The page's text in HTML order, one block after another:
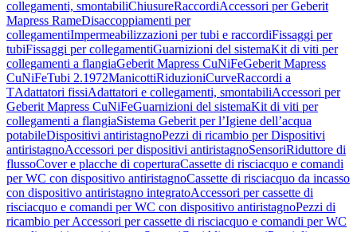
collegamenti, smontabiliChiusureRaccordiAccessori per Geberit
Mapress RameDisaccoppiamenti per
collegamentiImpermeabilizzazioni per tubi e raccordiFissaggi per
tubiFissaggi per collegamentiGuarnizioni del sistemaKit di viti per
collegamenti a flangiaGeberit Mapress CuNiFeGeberit Mapress
CuNiFeTubi 2.1972ManicottiRiduzioniCurveRaccordi a
TAdattatori fissiAdattatori e collegamenti, smontabiliAccessori per
Geberit Mapress CuNiFeGuarnizioni del sistemaKit di viti per
collegamenti a flangiaSistema Geberit per l’Igiene dell’acqua
potabileDispositivi antiristagnoPezzi di ricambio per Dispositivi
antiristagnoAccessori per dispositivi antiristagnoSensoriRiduttore di
flussoCover e placche di coperturaCassette di risciacquo e comandi
per WC con dispositivo antiristagnoCassette di risciacquo da incasso
con dispositivo antiristagno integratoAccessori per cassette di
risciacquo e comandi per WC con dispositivo antiristagnoPezzi di
ricambio per Accessori per cassette di risciacquo e comandi per WC